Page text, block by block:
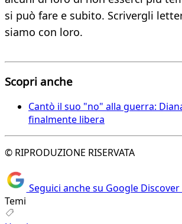
si può fare e subito. Scrivergli
siamo con loro.
Scopri anche
Cantò il suo "no" alla guerra:
finalmente libera
© RIPRODUZIONE RISERVATA
Seguici anche su Google
Temi